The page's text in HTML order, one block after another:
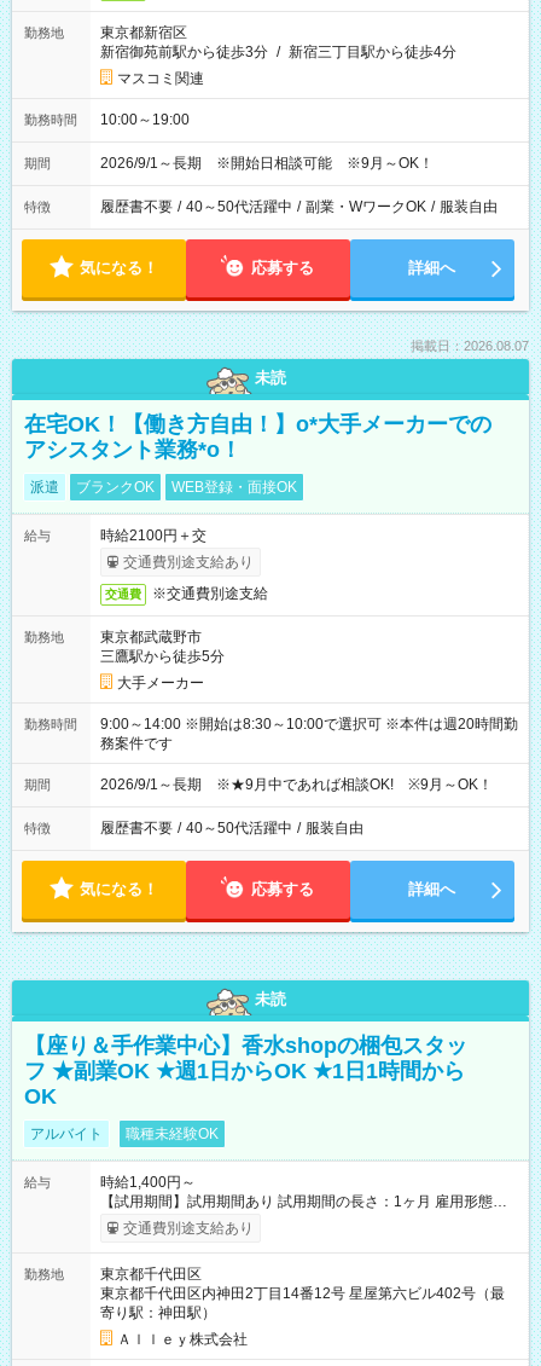
勤務地
東京都新宿区
新宿御苑前駅から徒歩3分 / 新宿三丁目駅から徒歩4分
マスコミ関連
勤務時間 10:00～19:00
期間 2026/9/1～長期 ※開始日相談可能 ※9月～OK！
特徴 履歴書不要 / 40～50代活躍中 / 副業・WワークOK / 服装自由
気になる！ 応募する 詳細へ
掲載日：2026.08.07
未読
在宅OK！【働き方自由！】o*大手メーカーでの
アシスタント業務*o！
派遣 ブランクOK WEB登録・面接OK
給与
時給2100円＋交
交通費別途支給あり
交通費 ※交通費別途支給
勤務地
東京都武蔵野市
三鷹駅から徒歩5分
大手メーカー
勤務時間
9:00～14:00 ※開始は8:30～10:00で選択可 ※本件は週20時間勤
務案件です
期間 2026/9/1～長期 ※★9月中であれば相談OK! ※9月～OK！
特徴 履歴書不要 / 40～50代活躍中 / 服装自由
気になる！ 応募する 詳細へ
未読
【座り＆手作業中心】香水shopの梱包スタッ
フ ★副業OK ★週1日からOK ★1日1時間から
OK
アルバイト 職種未経験OK
給与
時給1,400円～
【試用期間】試用期間あり 試用期間の長さ：1ヶ月 雇用形態、
給与は本採用時と同じです。
交通費別途支給あり
勤務地
東京都千代田区
東京都千代田区内神田2丁目14番12号 星屋第六ビル402号（最
寄り駅：神田駅）
Ａｌｌｅｙ株式会社